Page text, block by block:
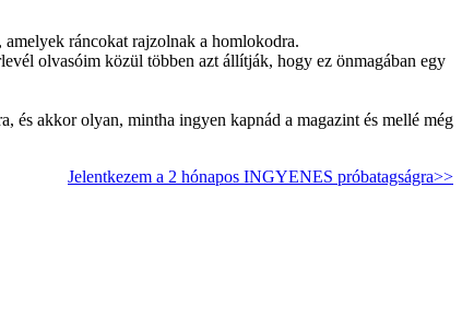
amelyek ráncokat rajzolnak a homlokodra.
olvasóim közül többen azt állítják, hogy ez önmagában egy
és akkor olyan, mintha ingyen kapnád a magazint és mellé még
Jelentkezem a 2 hónapos INGYENES próbatagságra>>